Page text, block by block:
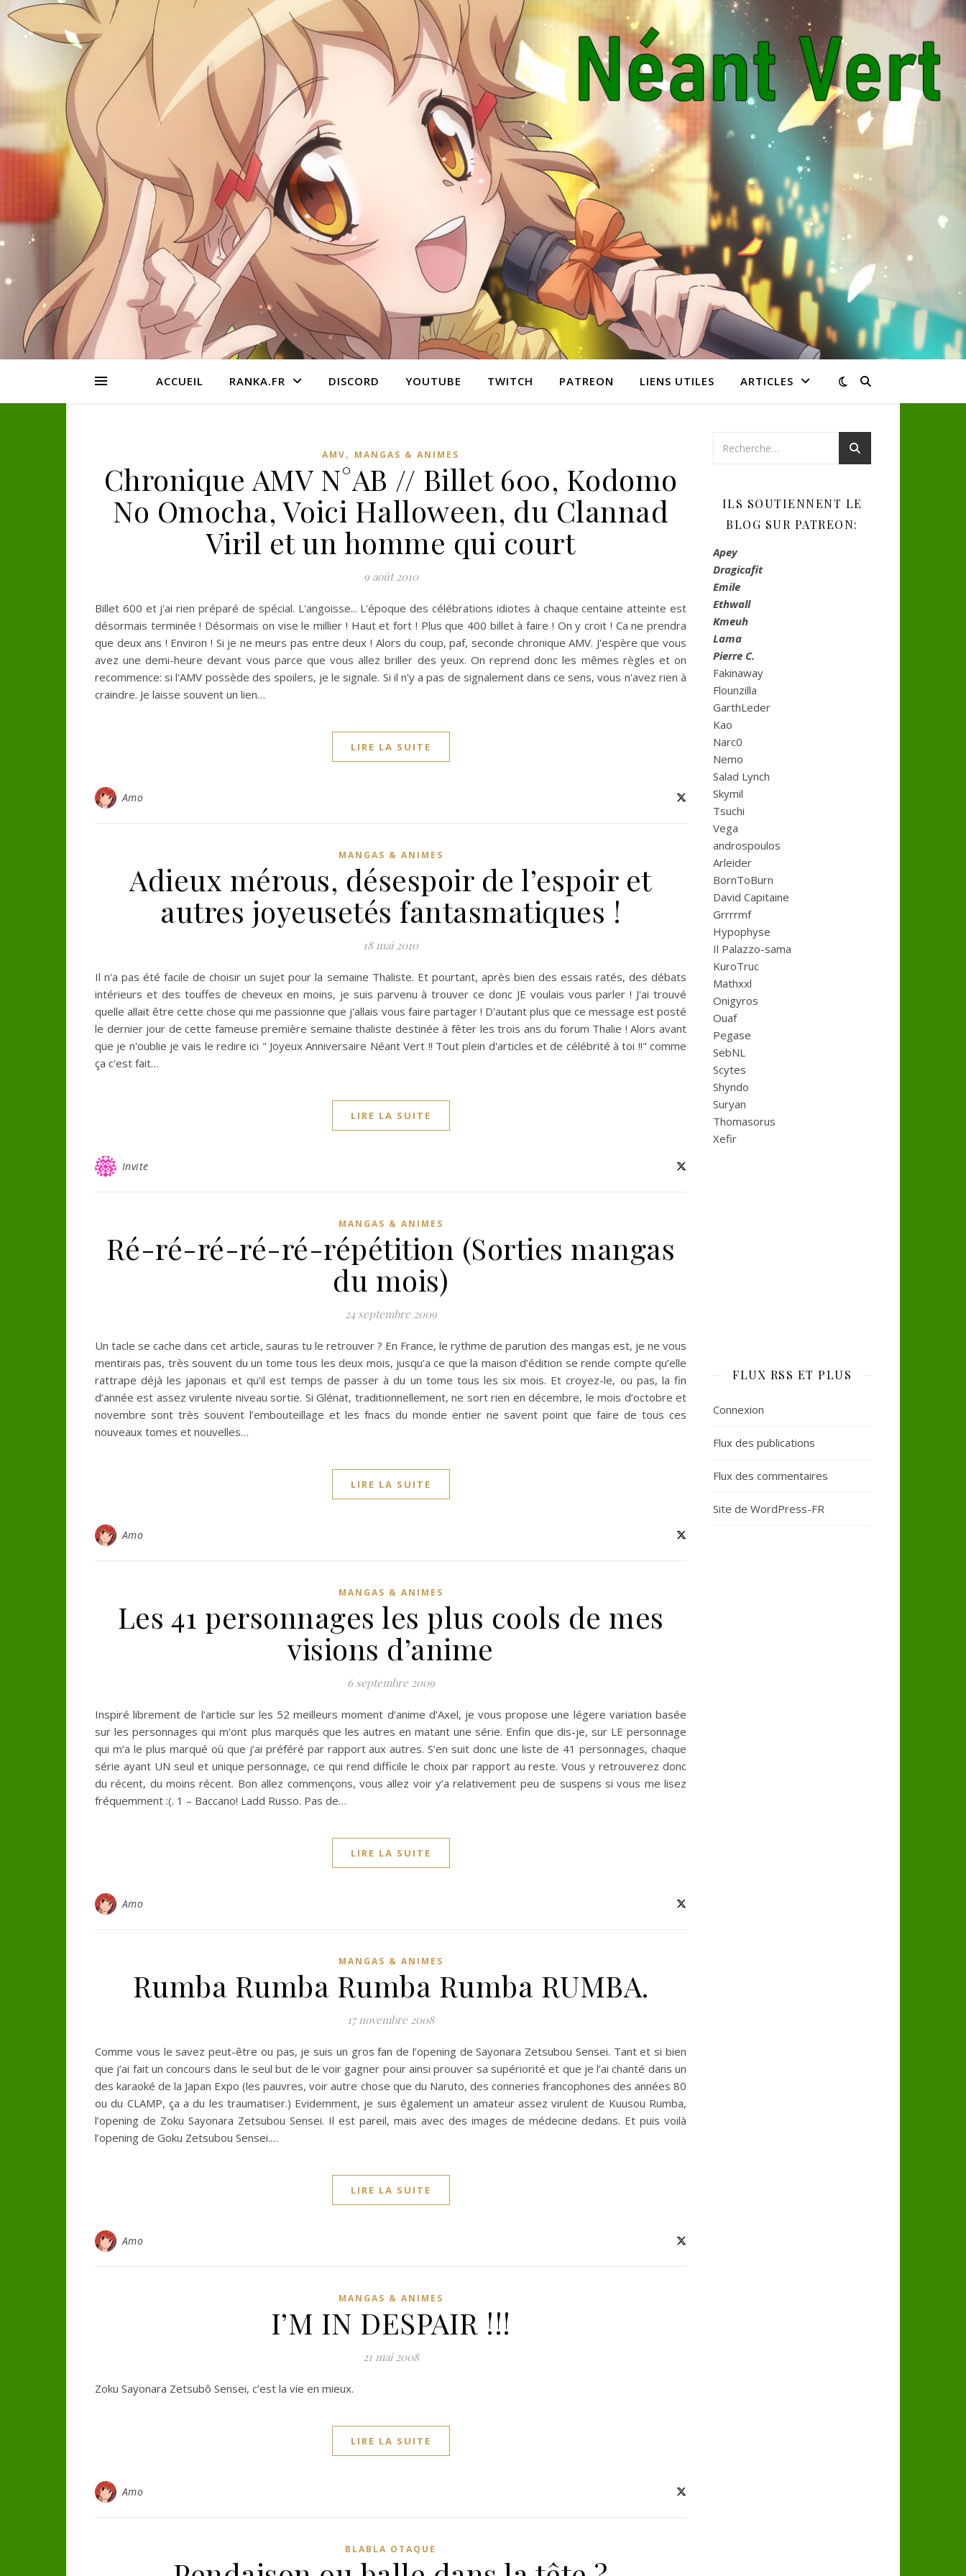
ACCUEIL RANKA.FR DISCORD YOUTUBE TWITCH PATREON LIENS UTILES ARTICLES
AMV, MANGAS & ANIMES
Chronique AMV N°AB // Billet 600, Kodomo
No Omocha, Voici Halloween, du Clannad
Viril et un homme qui court
9 août 2010
Billet 600 et j'ai rien préparé de spécial. L'angoisse... L'époque des célébrations idiotes à chaque centaine atteinte est
désormais terminée ! Désormais on vise le millier ! Haut et fort ! Plus que 400 billet à faire ! On y croit ! Ca ne prendra
que deux ans ! Environ ! Si je ne meurs pas entre deux ! Alors du coup, paf, seconde chronique AMV. J'espère que vous
avez une demi-heure devant vous parce que vous allez briller des yeux. On reprend donc les mêmes règles et on
recommence: si l'AMV possède des spoilers, je le signale. Si il n'y a pas de signalement dans ce sens, vous n'avez rien à
craindre. Je laisse souvent un lien…
LIRE LA SUITE
Amo
MANGAS & ANIMES
Adieux mérous, désespoir de l’espoir et
autres joyeusetés fantasmatiques !
18 mai 2010
Il n'a pas été facile de choisir un sujet pour la semaine Thaliste. Et pourtant, après bien des essais ratés, des débats
intérieurs et des touffes de cheveux en moins, je suis parvenu à trouver ce donc JE voulais vous parler ! J'ai trouvé
quelle allait être cette chose qui me passionne que j'allais vous faire partager ! D'autant plus que ce message est posté
le dernier jour de cette fameuse première semaine thaliste destinée à fêter les trois ans du forum Thalie ! Alors avant
que je n'oublie je vais le redire ici " Joyeux Anniversaire Néant Vert !! Tout plein d'articles et de célébrité à toi !!" comme
ça c'est fait…
LIRE LA SUITE
Invite
MANGAS & ANIMES
Ré-ré-ré-ré-ré-répétition (Sorties mangas
du mois)
24 septembre 2009
Un tacle se cache dans cet article, sauras tu le retrouver ? En France, le rythme de parution des mangas est, je ne vous
mentirais pas, très souvent du un tome tous les deux mois, jusqu’a ce que la maison d’édition se rende compte qu’elle
rattrape déjà les japonais et qu’il est temps de passer à du un tome tous les six mois. Et croyez-le, ou pas, la fin
d’année est assez virulente niveau sortie. Si Glénat, traditionnellement, ne sort rien en décembre, le mois d’octobre et
novembre sont très souvent l’embouteillage et les fnacs du monde entier ne savent point que faire de tous ces
nouveaux tomes et nouvelles…
LIRE LA SUITE
Amo
MANGAS & ANIMES
Les 41 personnages les plus cools de mes
visions d’anime
6 septembre 2009
Inspiré librement de l’article sur les 52 meilleurs moment d’anime d’Axel, je vous propose une légere variation basée
sur les personnages qui m’ont plus marqués que les autres en matant une série. Enfin que dis-je, sur LE personnage
qui m’a le plus marqué où que j’ai préféré par rapport aux autres. S’en suit donc une liste de 41 personnages, chaque
série ayant UN seul et unique personnage, ce qui rend difficile le choix par rapport au reste. Vous y retrouverez donc
du récent, du moins récent. Bon allez commençons, vous allez voir y’a relativement peu de suspens si vous me lisez
fréquemment :(. 1 – Baccano! Ladd Russo. Pas de…
LIRE LA SUITE
Amo
MANGAS & ANIMES
Rumba Rumba Rumba Rumba RUMBA.
17 novembre 2008
Comme vous le savez peut-être ou pas, je suis un gros fan de l’opening de Sayonara Zetsubou Sensei. Tant et si bien
que j’ai fait un concours dans le seul but de le voir gagner pour ainsi prouver sa supériorité et que je l’ai chanté dans un
des karaoké de la Japan Expo (les pauvres, voir autre chose que du Naruto, des conneries francophones des années 80
ou du CLAMP, ça a du les traumatiser.) Evidemment, je suis également un amateur assez virulent de Kuusou Rumba,
l’opening de Zoku Sayonara Zetsubou Sensei. Il est pareil, mais avec des images de médecine dedans. Et puis voilà
l’opening de Goku Zetsubou Sensei.…
LIRE LA SUITE
Amo
MANGAS & ANIMES
I’M IN DESPAIR !!!
21 mai 2008
Zoku Sayonara Zetsubô Sensei, c’est la vie en mieux.
LIRE LA SUITE
Amo
BLABLA OTAQUE
ILS SOUTIENNENT LE
BLOG SUR PATREON:
Apey
Dragicafit
Emile
Ethwall
Kmeuh
Lama
Pierre C.
Fakinaway
Flounzilla
GarthLeder
Kao
Narc0
Nemo
Salad Lynch
Skymil
Tsuchi
Vega
androspoulos
Arleider
BornToBurn
David Capitaine
Grrrrmf
Hypophyse
Il Palazzo-sama
KuroTruc
Mathxxl
Onigyros
Ouaf
Pegase
SebNL
Scytes
Shyndo
Suryan
Thomasorus
Xefir
FLUX RSS ET PLUS
Connexion
Flux des publications
Flux des commentaires
Site de WordPress-FR